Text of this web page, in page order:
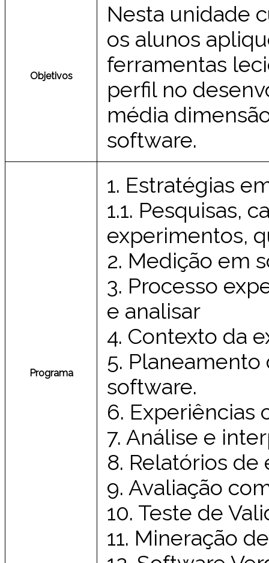
Objetivos
Nesta unidade
os alunos
ferramentas
perfil no
média
software.
Programa
1. Estratégias
1.1. Pesquisas,
experimentos,
2. Medição em
3. Processo
e analisar
4. Contexto da
5.
software.
6. Experiências
7. Análise e
8. Relatórios de
9. Avaliação
10. Teste de
11. Mineração